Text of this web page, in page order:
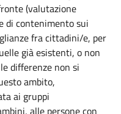
(valutazione
di contenimento sui
fra cittadini/e, per
già esistenti, o non
differenze non si
ambito,
ai gruppi
alle persone con